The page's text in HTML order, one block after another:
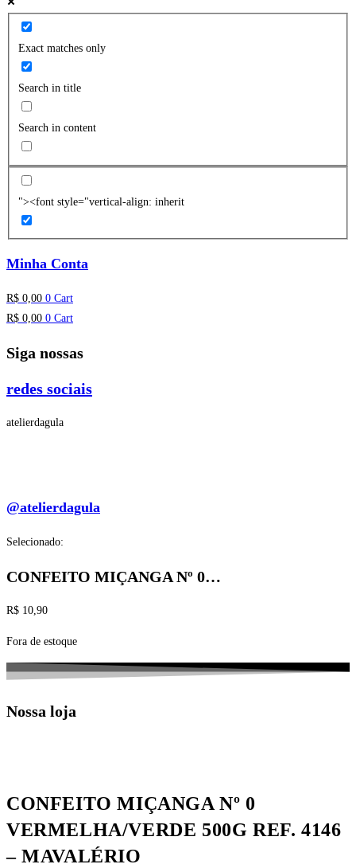
Exact matches only
Search in title
Search in content
"><font style="vertical-align: inherit
Minha Conta
R$ 0,00 0 Cart
R$ 0,00 0 Cart
Siga nossas
redes sociais
atelierdagula
@atelierdagula
Selecionado:
CONFEITO MIÇANGA Nº 0…
R$ 10,90
Fora de estoque
Nossa loja
CONFEITO MIÇANGA Nº 0
VERMELHA/VERDE 500G REF. 4146
– MAVALÉRIO